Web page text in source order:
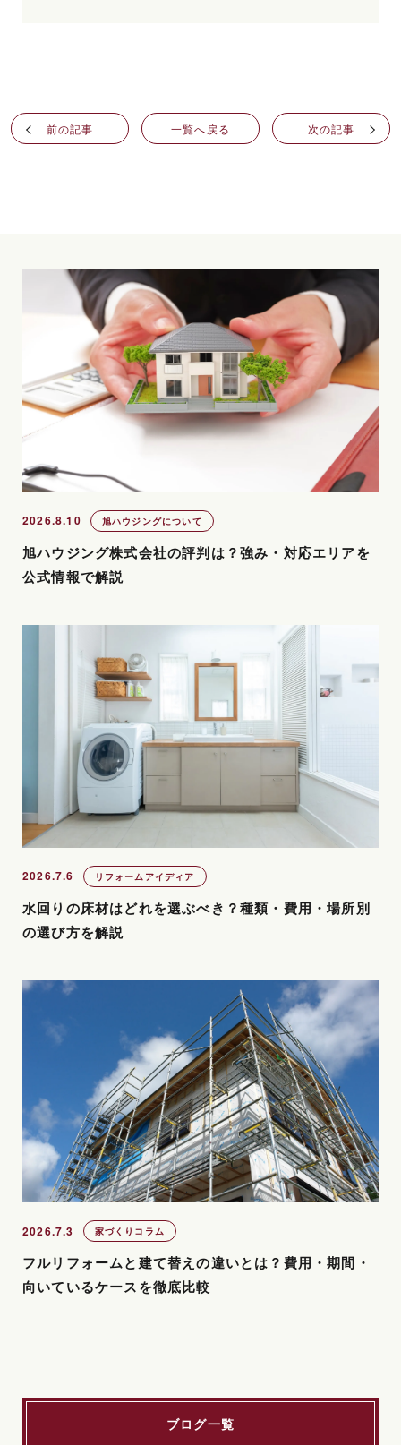
前の記事 一覧へ戻る 次の記事
2026.8.10 旭ハウジングについて
旭ハウジング株式会社の評判は？強み・対応エリアを
公式情報で解説
2026.7.6 リフォームアイディア
水回りの床材はどれを選ぶべき？種類・費用・場所別
の選び方を解説
2026.7.3 家づくりコラム
フルリフォームと建て替えの違いとは？費用・期間・
向いているケースを徹底比較
ブログ一覧